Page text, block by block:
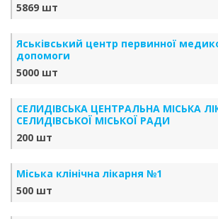
5869 шт
Яськівський центр первинної
допомоги
5000 шт
СЕЛИДІВСЬКА ЦЕНТРАЛЬНА МІСЬКА
СЕЛИДІВСЬКОЇ МІСЬКОЇ РАДИ
200 шт
Міська клінічна лікарня №1
500 шт